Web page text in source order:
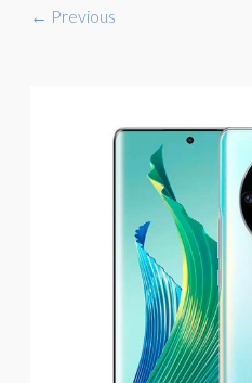
← Previous